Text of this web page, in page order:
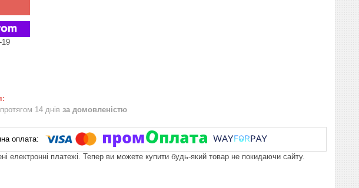
19
14 днів за домовленістю
електронні платежі. Тепер ви можете купити будь-який товар не покидаючи сайту.